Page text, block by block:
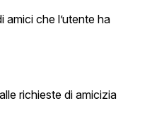
amici che l’utente ha
richieste di amicizia